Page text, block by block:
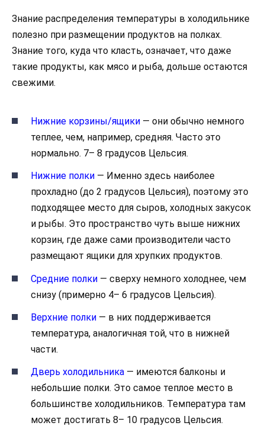
Знание распределения температуры в холодильнике
полезно при размещении продуктов на полках.
Знание того, куда что класть, означает, что даже
такие продукты, как мясо и рыба, дольше остаются
свежими.
Нижние корзины/ящики — они обычно немного
теплее, чем, например, средняя. Часто это
нормально. 7– 8 градусов Цельсия.
Нижние полки — Именно здесь наиболее
прохладно (до 2 градусов Цельсия), поэтому это
подходящее место для сыров, холодных закусок
и рыбы. Это пространство чуть выше нижних
корзин, где даже сами производители часто
размещают ящики для хрупких продуктов.
Средние полки — сверху немного холоднее, чем
снизу (примерно 4– 6 градусов Цельсия).
Верхние полки — в них поддерживается
температура, аналогичная той, что в нижней
части.
Дверь холодильника — имеются балконы и
небольшие полки. Это самое теплое место в
большинстве холодильников. Температура там
может достигать 8– 10 градусов Цельсия.